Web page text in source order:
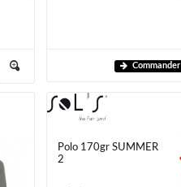
Commander
Polo 170gr SUMMER
2